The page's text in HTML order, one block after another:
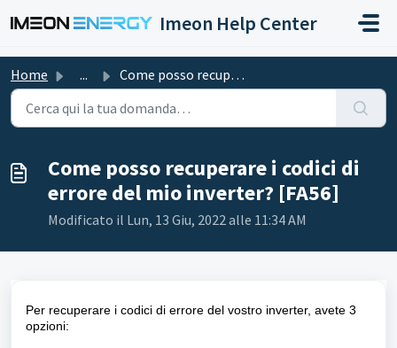
Imeon Help Center
Home ... Come posso recuperare i codici di errore del mio inverter...
Come posso recuperare i codici di
errore del mio inverter? [FA56]
Modificato il Lun, 13 Giu, 2022 alle 11:34 AM
Per recuperare i codici di errore del vostro inverter, avete 3
opzioni: